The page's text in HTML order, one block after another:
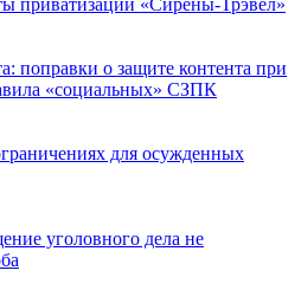
поправки о защите контента при
«социальных» СЗПК
для осужденных
уголовного дела не